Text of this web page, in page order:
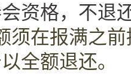
资格，不退
须在报满之
全额退还。